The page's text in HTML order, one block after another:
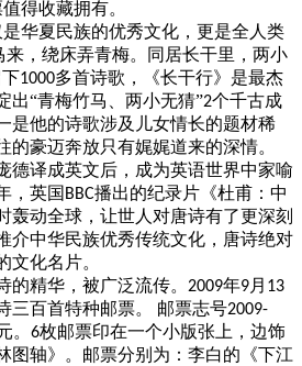
得收藏拥有。
华夏民族的优秀文化，更是全人类
来，绕床弄青梅。同居长干里，两小
1000多首诗歌，《长干行》是最杰
出“青梅竹马、两小无猜”2个千古成
是他的诗歌涉及儿女情长的题材稀
的豪迈奔放只有娓娓道来的深情。
德译成英文后，成为英语世界中家喻
，英国 BBC播出的纪录片《杜甫：中
轰动全球，让世人对唐诗有了更深刻
介中华民族优秀传统文化，唐诗绝对
文化名片。
的精华，被广泛流传。 2009年9月 13
三百首特种邮票。 邮票志号2009-
。 6枚邮票印在一个小版张上，边饰
图轴》。邮票分别为：李白的《下江